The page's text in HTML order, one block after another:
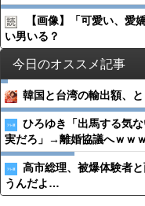
【画像】「可愛い、
い男いる？
今日のオススメ記事
韓国と台湾の輸出額、
ひろゆき「出馬する気
実だろ」→離婚協議へｗｗ
高市総理、被爆体験者
うんだよ…